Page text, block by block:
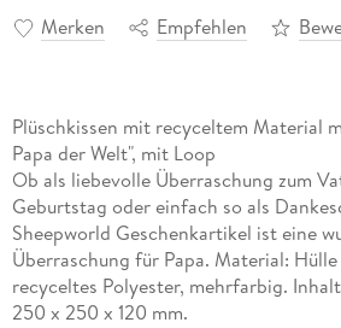
Merken Empfehlen
Plüschkissen mit recyceltem Material
Papa der Welt", mit Loop
Ob als liebevolle Überraschung zum
Geburtstag oder einfach so als
Sheepworld Geschenkartikel ist eine
Überraschung für Papa. Material: Hülle
recyceltes Polyester, mehrfarbig.
250 x 250 x 120 mm.